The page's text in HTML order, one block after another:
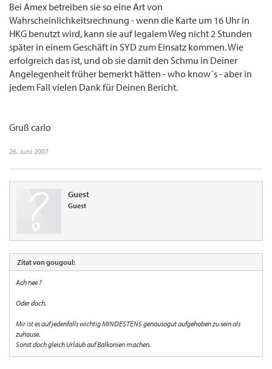
Bei Amex betreiben sie so eine Art von
Wahrscheinlichkeitsrechnung - wenn die Karte um 16 Uhr in
HKG benutzt wird, kann sie auf legalem Weg nicht 2 Stunden
später in einem Geschäft in SYD zum Einsatz kommen. Wie
erfolgreich das ist, und ob sie damit den Schmu in Deiner
Angelegenheit früher bemerkt hätten - who know´s - aber in
jedem Fall vielen Dank für Deinen Bericht.
Gruß carlo
26. Juni 2007
Guest
Guest
Zitat von gougoul:
Ach nee ?
Oder doch.
Mir ist es auf jedenfalls wichtig MINDESTENS genausogut aufgehoben zu sein als
zuhause.
Sonst doch gleich Urlaub auf Balkonien machen.